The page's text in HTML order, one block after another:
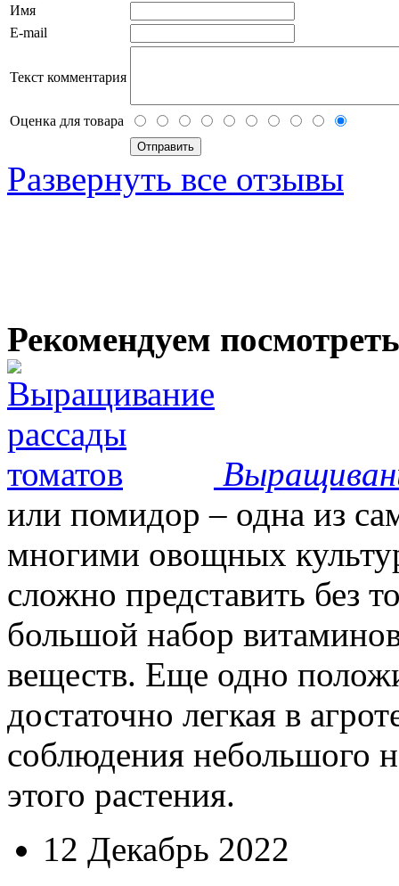
Имя
E-mail
Текст комментария
Оценка для товара
Развернуть все отзывы
Рекомендуем посмотреть
или помидор – одна из
многими овощных
сложно представить без
большой набор
веществ. Еще одно
достаточно легкая в
соблюдения небольшого
этого растения.
12 Декабрь 2022